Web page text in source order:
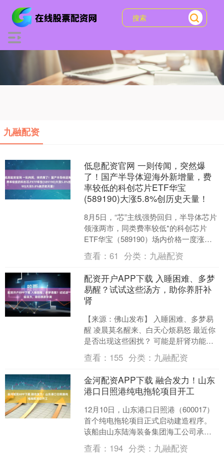
九融配资
低息配资官网 一则传闻，突然爆
了！国产半导体迎海外新增量，费
率较低的科创芯片ETF华宝
(589190)大涨5.8%创历史天量！
8月5日，“芯”主线强势回归，半导体芯片
领涨两市，同类费率较低*的科创芯片
ETF华宝（589190）场内价格一度涨超
7%，收涨5.85%，喜提连阳，继前一日
站上....
查看：61 分类： 九融配资
配资开户APP下载 入睡困难、多梦
易醒？试试这些汤方，助你养肝补
肾
【来源：佛山发布】 入睡困难、多梦易
醒 凌晨莫名醒来、白天心烦易怒 最近你
是否出现这些困扰？ 可能是肝肾功能失
衡 不妨试试这些汤方 01桑葚枸杞猪肝汤
适合人群....
查看： 155 分类： 九融配资
金河配资APP下载 融合发力！山东
港口日照港纯电拖轮项目开工
12月10日，山东港口日照港（600017）
首个纯电拖轮项目正式启动建造程序。
该船由山东陆海装备集团海工公司承
建，船长36米，型宽11米，型深5米，以
磷酸铁锂电....
查看： 194 分类： 九融配资